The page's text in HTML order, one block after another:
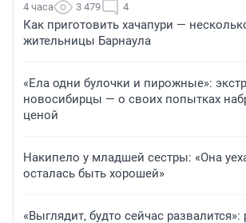
4 часа 3 479 4
Как приготовить хачапури —
жительницы Барнаула
«Ела одни булочки и пирожные»:
новосибирцы — о своих попытках
ценой
Накипело у младшей сестры: «Она
осталась быть хорошей»
«Выглядит, будто сейчас развалится»: